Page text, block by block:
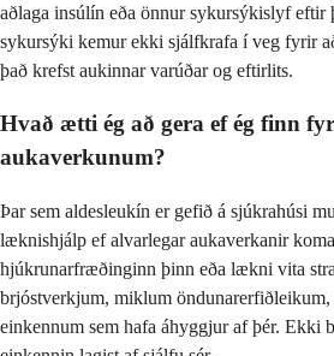
aðlaga insúlín eða önnur sykursýkislyf eftir
sykursýki kemur ekki sjálfkrafa í veg fyrir
það krefst aukinnar varúðar og eftirlits.
Hvað ætti ég að gera ef ég finn
aukaverkunum?
Þar sem aldesleukín er gefið á sjúkrahúsi
læknishjálp ef alvarlegar aukaverkanir
hjúkrunarfræðinginn þinn eða lækni vita
brjóstverkjum, miklum
einkennum sem hafa áhyggjur af þér. Ekki